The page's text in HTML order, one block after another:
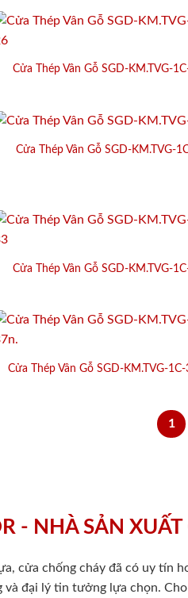
Cửa Thép Vân Gỗ SGD-KM.TVG-
Cửa Thép Vân Gỗ SGD-KM.TVG-
Cửa Thép Vân Gỗ SGD-KM.TVG-
Cửa Thép Vân Gỗ SGD-KM.TVG-
1
- NHÀ SẢN
cửa chống cháy đã có uy tín
đại lý tin tưởng lựa chọn. Cho